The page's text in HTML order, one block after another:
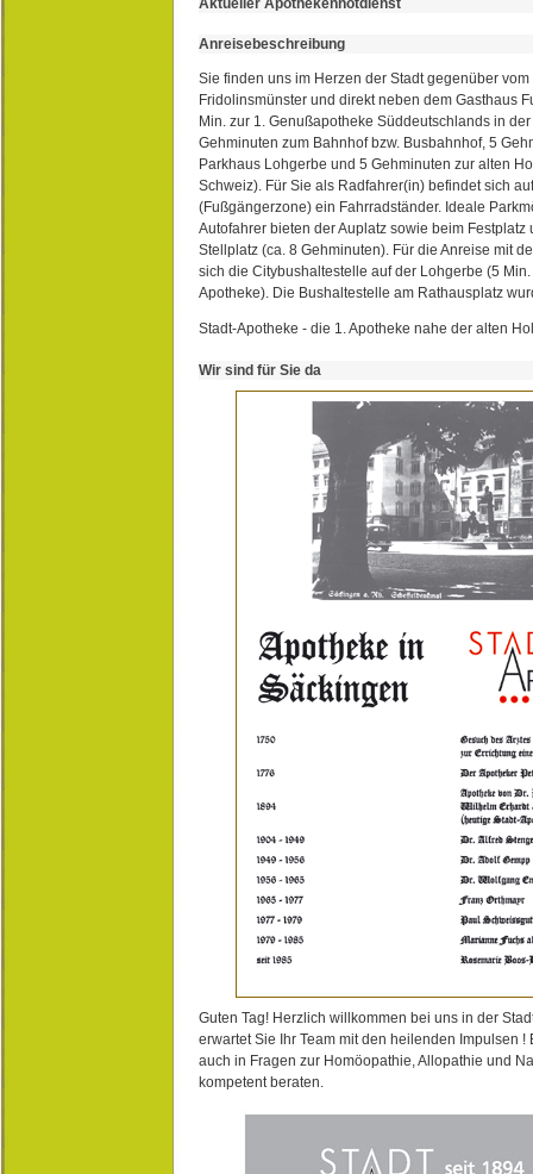
Anreisebeschreibung
Sie finden uns im Herzen der Stadt gegenüber
Fridolinsmünster und direkt neben dem Gasthaus
Min. zur 1. Genußapotheke Süddeutschlands in
Gehminuten zum Bahnhof bzw. Busbahnhof, 5
Parkhaus Lohgerbe und 5 Gehminuten zur alten
Schweiz). Für Sie als Radfahrer(in) befindet sich
(Fußgängerzone) ein Fahrradständer. Ideale
Autofahrer bieten der Auplatz sowie beim Festplatz
Stellplatz (ca. 8 Gehminuten). Für die Anreise mit
sich die Citybushaltestelle auf der Lohgerbe (5
Apotheke). Die Bushaltestelle am Rathausplatz
Stadt-Apotheke - die 1. Apotheke nahe der alten
Wir sind für Sie da
Guten Tag! Herzlich willkommen bei uns in der
erwartet Sie Ihr Team mit den heilenden Impulsen !
auch in Fragen zur Homöopathie, Allopathie und
kompetent beraten.